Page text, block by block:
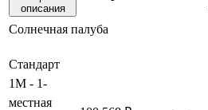
описания
Солнечная палуба
Стандарт
1М - 1-
местная